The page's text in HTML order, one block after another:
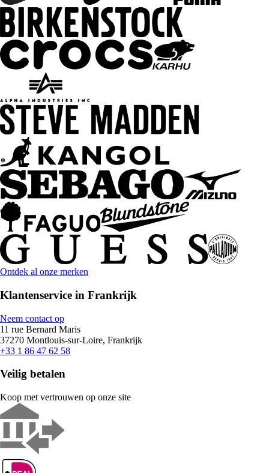
Ontdek al onze merken
Klantenservice in Frankrijk
Neem contact op
11 rue Bernard Maris
37270 Montlouis-sur-Loire, Frankrijk
+33 1 86 47 62 58
Veilig betalen
Koop met vertrouwen op onze site